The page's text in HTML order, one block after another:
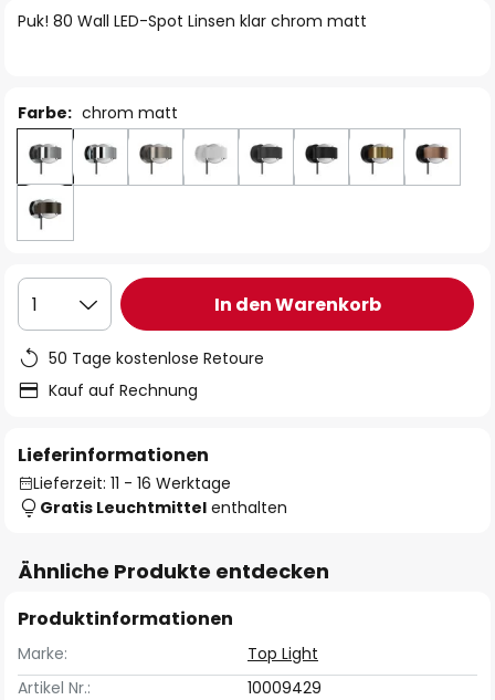
springen
Puk! 80 Wall LED-Spot Linsen klar chrom matt
Farbe: chrom matt
1 In den Warenkorb
50 Tage kostenlose Retoure
Kauf auf Rechnung
Lieferinformationen
Lieferzeit: 11 - 16 Werktage
Gratis Leuchtmittel enthalten
Ähnliche Produkte entdecken
Produktinformationen
Marke:
Top Light
Artikel Nr.:
10009429